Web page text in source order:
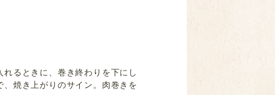
るときに、巻き終わりを下にし
焼き上がりのサイン。肉巻きを